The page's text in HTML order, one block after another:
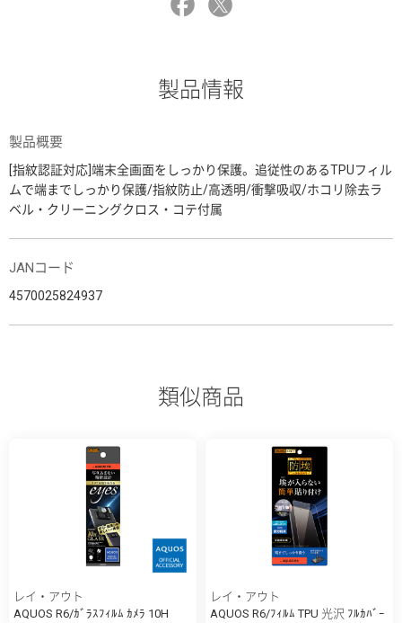
製品情報
製品概要
[指紋認証対応]端末全画面をしっかり保護。追従性のあるTPUフィル
ムで端までしっかり保護/指紋防止/高透明/衝撃吸収/ホコリ除去ラ
ベル・クリーニングクロス・コテ付属
JANコード
4570025824937
類似商品
レイ・アウト
AQUOS R6/ｶﾞﾗｽﾌｨﾙﾑ ｶﾒﾗ 10H
レイ・アウト
AQUOS R6/ﾌｨﾙﾑ TPU 光沢 ﾌﾙｶﾊﾞｰ